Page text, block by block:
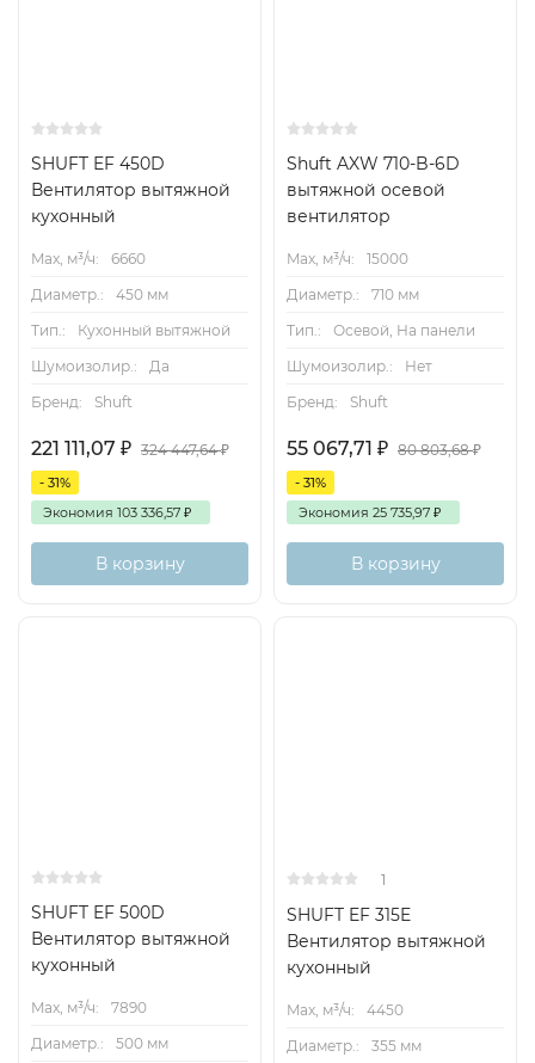
SHUFT EF 450D
Вентилятор вытяжной
кухонный
Max, м³/ч:
6660
Диаметр.:
450 мм
Тип.:
Кухонный вытяжной
Шумоизолир.:
Да
Бренд:
Shuft
221 111,07 ₽ 324 447,64₽
- 31%
Экономия 103 336,57 ₽
В корзину
Shuft AXW 710-B-6D
вытяжной осевой
вентилятор
Max, м³/ч:
15000
Диаметр.:
710 мм
Тип.:
Осевой, На панели
Шумоизолир.:
Нет
Бренд:
Shuft
55 067,71 ₽ 80 803,68₽
- 31%
Экономия 25 735,97 ₽
В корзину
SHUFT EF 500D
Вентилятор вытяжной
кухонный
Max, м³/ч:
7890
Диаметр.:
500 мм
1
SHUFT EF 315E
Вентилятор вытяжной
кухонный
Max, м³/ч:
4450
Диаметр.:
355 мм